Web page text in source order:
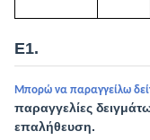
Ε1.
Μπορώ να παραγγείλω
παραγγελίες
επαλήθευση.